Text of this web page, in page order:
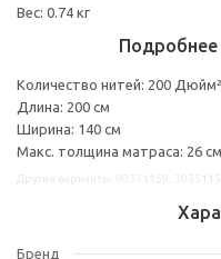
Вес: 0.74 кг
Подробнее
Количество нитей: 200 Дюйм²
Длина: 200 см
Ширина: 140 см
Макс. толщина матраса: 26 см
Бренд